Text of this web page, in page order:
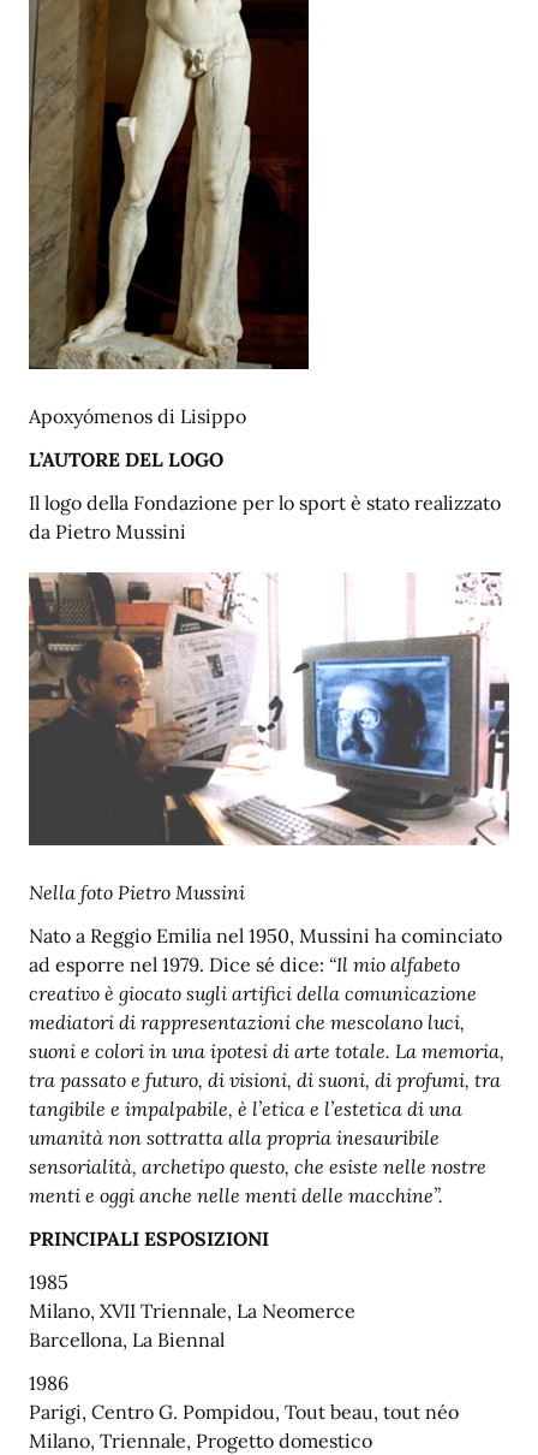
Apoxyómenos di Lisippo
L’AUTORE DEL LOGO
Il logo della Fondazione per lo sport è stato realizzato
da Pietro Mussini
Nella foto Pietro Mussini
Nato a Reggio Emilia nel 1950, Mussini ha cominciato
ad esporre nel 1979. Dice sé dice: “Il mio alfabeto
creativo è giocato sugli artifici della comunicazione
mediatori di rappresentazioni che mescolano luci,
suoni e colori in una ipotesi di arte totale. La memoria,
tra passato e futuro, di visioni, di suoni, di profumi, tra
tangibile e impalpabile, è l’etica e l’estetica di una
umanità non sottratta alla propria inesauribile
sensorialità, archetipo questo, che esiste nelle nostre
menti e oggi anche nelle menti delle macchine”.
PRINCIPALI ESPOSIZIONI
1985
Milano, XVII Triennale, La Neomerce
Barcellona, La Biennal
1986
Parigi, Centro G. Pompidou, Tout beau, tout néo
Milano, Triennale, Progetto domestico